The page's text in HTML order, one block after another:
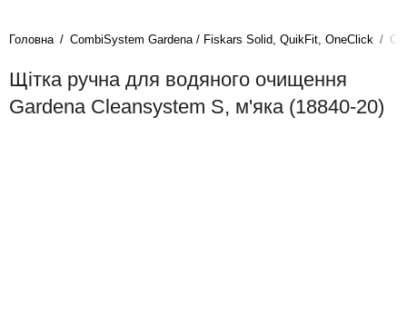
Головна CombiSystem Gardena / Fiskars Solid, QuikFit, OneClick
Щітка ручна для водяного очищення
Gardena Cleansystem S, м'яка (18840-20)